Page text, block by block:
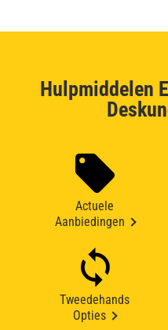
Hulpmiddelen
Actuele
Aanbiedingen
Tweedehands
Opties